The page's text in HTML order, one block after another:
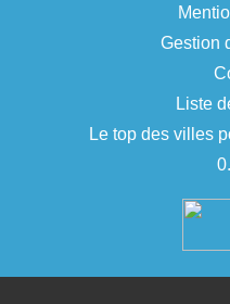
Gestion
Liste
Le top des villes